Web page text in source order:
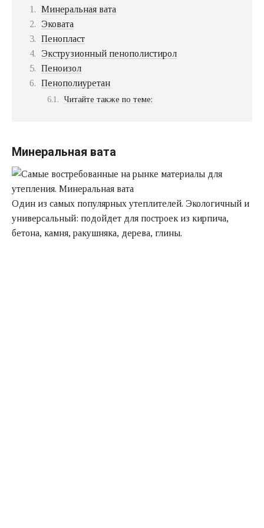
Минеральная вата
Эковата
Пенопласт
Экструзионный пенополистирол
Пеноизол
Пенополиуретан
Читайте также по теме:
Минеральная вата
Один из самых популярных утеплителей. Экологичный и
универсальный: подойдет для построек из кирпича,
бетона, камня, ракушняка, дерева, глины.